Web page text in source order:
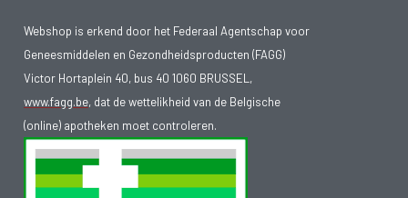
Webshop is erkend door het Federaal Agentschap voor
Geneesmiddelen en Gezondheidsproducten (FAGG)
Victor Hortaplein 40, bus 40 1060 BRUSSEL,
www.fagg.be, dat de wettelikheid van de Belgische
(online) apotheken moet controleren.